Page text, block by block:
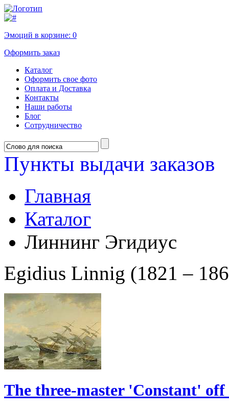
Эмоций в корзине: 0
Оформить заказ
Каталог
Оформить свое фото
Оплата и Доставка
Контакты
Наши работы
Блог
Сотрудничество
Пункты выдачи заказов
Главная
Каталог
Линнинг Эгидиус
Egidius Linnig (1821 –
The three-master 'Constant' off